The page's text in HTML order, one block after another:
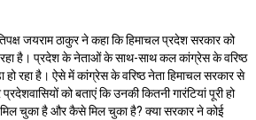
जयराम ठाकुर ने कहा कि हिमाचल प्रदेश सरकार को
रहा है। प्रदेश के नेताओं के साथ-साथ कल कांग्रेस के वरिष्ठ
हो रहा है। ऐसे में कांग्रेस के वरिष्ठ नेता हिमाचल सरकार से
को बताएं कि उनकी कितनी गारंटियां पूरी हो
मिल चुका है और कैसे मिल चुका है? क्या सरकार ने कोई